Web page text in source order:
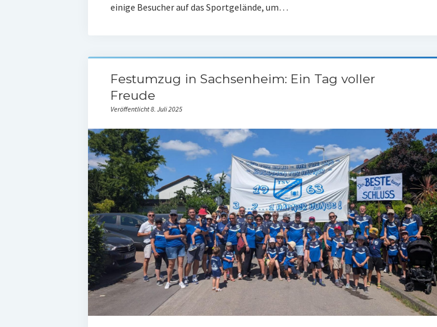
einige Besucher auf das Sportgelände, um…
Festumzug in Sachsenheim: Ein Tag voller
Freude
Veröffentlicht 8. Juli 2025